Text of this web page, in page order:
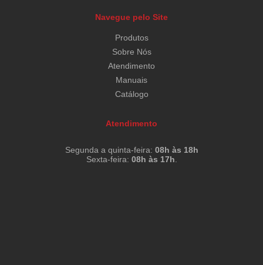
Navegue pelo Site
Produtos
Sobre Nós
Atendimento
Manuais
Catálogo
Atendimento
Segunda a quinta-feira: 08h às 18h
Sexta-feira: 08h às 17h